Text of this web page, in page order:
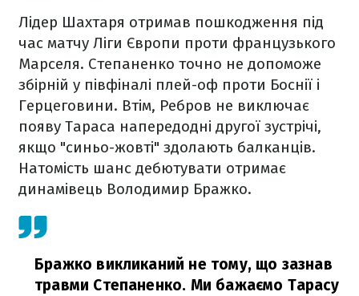
Лідер Шахтаря отримав пошкодження під
час матчу Ліги Європи проти французького
Марселя. Степаненко точно не допоможе
збірній у півфіналі плей-оф проти Боснії і
Герцеговини. Втім, Ребров не виключає
появу Тараса напередодні другої зустрічі,
якщо "синьо-жовті" здолають балканців.
Натомість шанс дебютувати отримає
динамівець Володимир Бражко.
Бражко викликаний не тому, що зазнав
травми Степаненко. Ми бажаємо Тарасу